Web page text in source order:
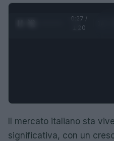
0:28 /
1:20
Il mercato italiano sta
significativa, con un